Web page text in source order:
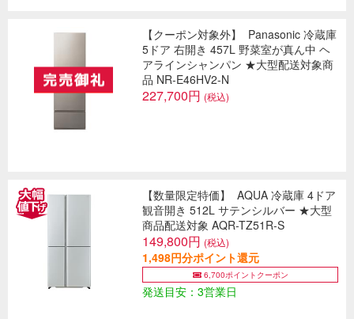
【クーポン対象外】
Panasonic 冷蔵庫
5ドア 右開き 457L 野菜室が真ん中 ヘ
アラインシャンパン ★大型配送対象商
品 NR-E46HV2-N
227,700円 (税込)
【数量限定特価】
AQUA 冷蔵庫 4ドア
観音開き 512L サテンシルバー ★大型
商品配送対象 AQR-TZ51R-S
149,800円 (税込)
1,498円分ポイント還元
6,700ポイントクーポン
発送目安：3営業日